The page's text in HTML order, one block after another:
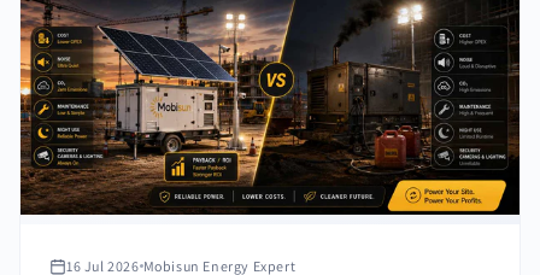
16 Jul 2026 Mobisun Energy Expert